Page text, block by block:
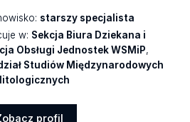
starszy specjalista
w: Sekcja Biura Dziekana i
Obsługi Jednostek WSMiP,
Studiów Międzynarodowych
profil